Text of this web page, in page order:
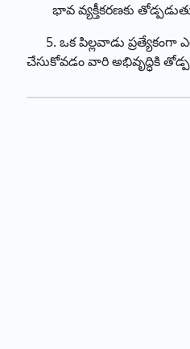
భావ వ్యక్తీకరణకు
5. ఒక పిల్లవాడు ప్రత్యేకంగా
చేసుకోవడం వారి అభివృద్ధికి